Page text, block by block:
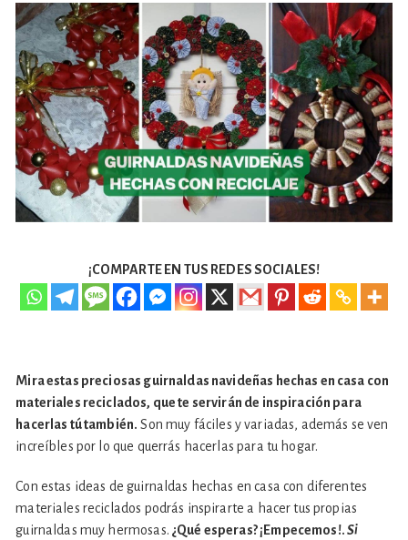
¡COMPARTE EN TUS REDES SOCIALES!
Mira estas preciosas guirnaldas navideñas hechas en casa con
materiales reciclados, que te servirán de inspiración para
hacerlas tú también. Son muy fáciles y variadas, además se ven
increíbles por lo que querrás hacerlas para tu hogar.
Con estas ideas de guirnaldas hechas en casa con diferentes
materiales reciclados podrás inspirarte a hacer tus propias
guirnaldas muy hermosas. ¿Qué esperas? ¡Empecemos!.Si